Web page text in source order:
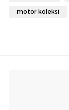
motor koleksi